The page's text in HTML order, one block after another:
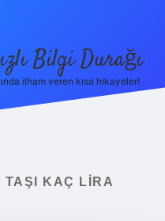
Bilgi Durağı
ilham veren kısa hikayeler!
TAŞI KAÇ LIRA